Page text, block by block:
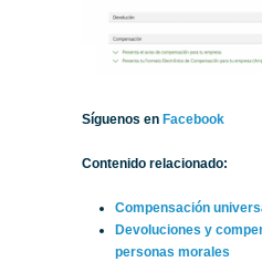
Síguenos en Facebook
Contenido relacionado:
Compensación
Devoluciones y
personas morales